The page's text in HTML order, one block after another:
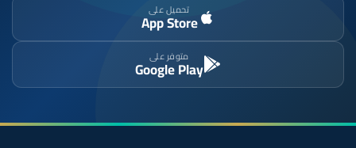
تحميل على
App Store
متوفر على
Google Play